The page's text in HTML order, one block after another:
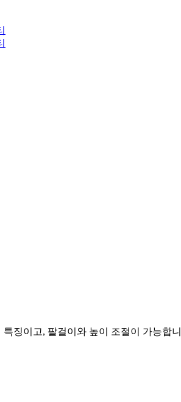
징이고, 팔걸이와 높이 조절이 가능합